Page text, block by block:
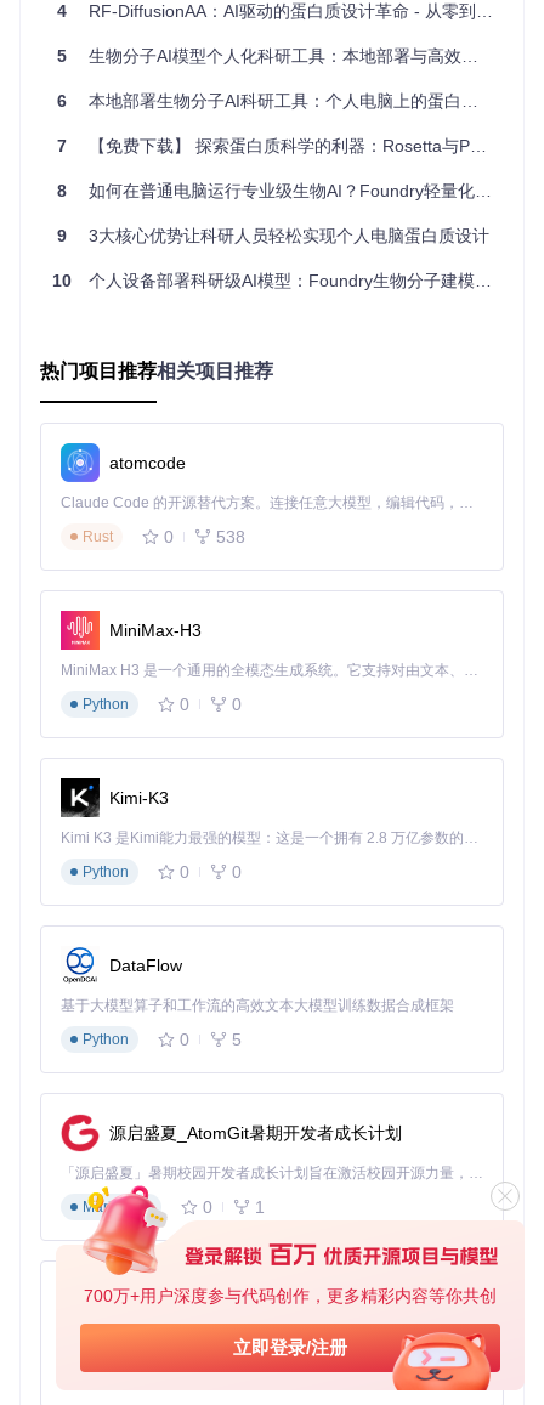
700万+用户深度参与代码创作，更多精彩内容等你共创
立即登录/注册
图1：AlphaFold计算预测结构（蓝色）与实验测定结构（绿
蛋白质结构预测上的可靠性
2. 工具解析：AlphaFold设计能力解构
AlphaFold作为蛋白质结构预测的革命性工具，其核心价值不
架。理解其关键模块的功能，是高效应用的基础。
2.1 核心预测引擎
特征提取器
：从序列和多序列比对（MSA）中提取进化信息
关键实现文件：
提示可能存在结构不稳定区域
PAE：预测残基对之间的距离误差，值越低表示全局结构越
可靠
MSA覆盖度
：反映序列进化信息的丰富程度，影响预测准
2.3 设计决策树：选择合适的设计策略
根据不同设计目标，AlphaFold提供差异化解决方案：
er），增加recycles参数至10次
蛋白质-配体相互作用 ：采用复合物建模模式，结合
多亚基蛋白设计：选择multimer模型，关注亚基界面残基
的相互作用
3. 实战流程：从序列到功能的四步优化法
3.1 目标定义与约束条件设定
优化目标：稳定性提升？活性增强？还是特异性改变？
环境约束：目标温度、pH值、离子强度等
功能指标：Tm值提升幅度、活性保留比例等量化标准
⚠️ 注意事项：目标设定应具体可量化，例如"在60℃下酶活力
保留80%以上，同时Tm值提高10℃"，避免模糊描述。
3.2 结构预测与关键区域识别
使用简化命令生成初始结构模型：
4 RF-DiffusionAA：AI驱动的蛋白质设计革命 - 从零到三维结构的完整指南
5 生物分子AI模型个人化科研工具：本地部署与高效应用指南
6 本地部署生物分子AI科研工具：个人电脑上的蛋白质设计与结构预测解决方案
7 【免费下载】 探索蛋白质科学的利器：Rosetta与PyRosetta
8 如何在普通电脑运行专业级生物AI？Foundry轻量化本地部署方案全解析
9 3大核心优势让科研人员轻松实现个人电脑蛋白质设计
10 个人设备部署科研级AI模型：Foundry生物分子建模套件实战指南
热门项目推荐相关项目推荐
atomcode
Claude Code 的开源替代方案。连接任意大模型，编辑代码，运行命令，自动验证 — 全自动执行。用 Rust 构建，极致性能。 ｜ An open-source alternative to Claude Code. Connect any LLM, edit code, run commands, and verify changes — autonomously. Built in Rust for speed. Get Started
Rust
0 538
MiniMax-H3
MiniMax H3 是一个通用的全模态生成系统。它支持对由文本、图像、视频和音频组成的多模态上下文进行统一理解，并能生成分辨率高达 2K、时长可达 15 秒的带原生立体声音频的视频。得益于面向任务泛化的系统设计，H3 在预训练阶段就已具备广泛的多模态上下文理解与生成能力，能够出色地执行复杂的多模态指令。
Python
0 0
Kimi-K3
Kimi K3 是Kimi能力最强的模型：这是一个拥有 2.8 万亿参数的混合专家（MoE）模型，具备原生视觉理解能力，并支持 100 万 token 的上下文窗口。
Python
0 0
DataFlow
基于大模型算子和工作流的高效文本大模型训练数据合成框架
Python
0 5
源启盛夏_AtomGit暑期开发者成长计划
「源启盛夏」暑期校园开发者成长计划旨在激活校园开源力量，通过积分激励、认证扶持、资源倾斜等形式，引导高校组织和开发者完成「入驻 — 建项目 — 做贡献 — 获认证 — 得资源」的完整闭环。无论你是想带领社团入驻平台的组织者，还是希望用代码贡献证明自己的开发者，都能在这里找到属于你的成长路径。
Markdown
0 1
py-xiaozhi
基于Python的Xiaozhi AI，适用于想要完整Xiaozhi体验而无需拥有专用硬件的用户。
Python
0 1